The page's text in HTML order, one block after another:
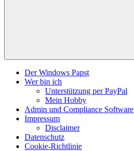
Der Windows Papst
Wer bin ich
Unterstützung per PayPal
Mein Hobby
Admin und Compliance Software
Impressum
Disclaimer
Datenschutz
Cookie-Richtlinie